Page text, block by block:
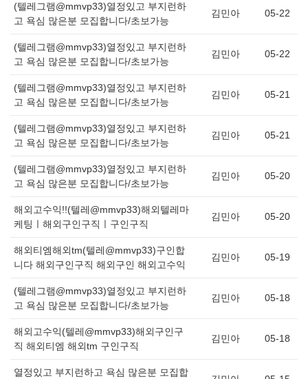
(텔레그램@mmvp33)열정있고 부지런하
고 욕심 많은분 모집합니다/초보가능
김민아 05-22
(텔레그램@mmvp33)열정있고 부지런하
고 욕심 많은분 모집합니다/초보가능
김민아 05-22
(텔레그램@mmvp33)열정있고 부지런하
고 욕심 많은분 모집합니다/초보가능
김민아 05-21
(텔레그램@mmvp33)열정있고 부지런하
고 욕심 많은분 모집합니다/초보가능
김민아 05-21
(텔레그램@mmvp33)열정있고 부지런하
고 욕심 많은분 모집합니다/초보가능
김민아 05-20
해외고수익!!(텔레@mmvp33)해외텔레마
케팅ㅣ해외구인구직ㅣ구인구직
김민아 05-20
해외티엠해외tm(텔레@mmvp33)구인합
니다 해외구인구직 해외구인 해외고수익
김민아 05-19
(텔레그램@mmvp33)열정있고 부지런하
고 욕심 많은분 모집합니다/초보가능
김민아 05-18
해외고수익(텔레@mmvp33)해외구인구
직 해외티엠 해외tm 구인구직
김민아 05-18
열정있고 부지런하고 욕심 많은분 모집합